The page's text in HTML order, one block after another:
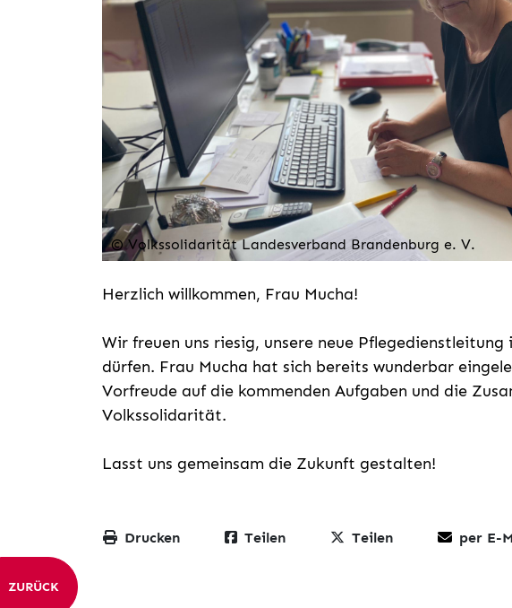
© Volkssolidarität Landesverband Brandenburg e. V.
Herzlich willkommen, Frau Mucha!
Wir freuen uns riesig, unsere neue Pflegedienstleitung
dürfen. Frau Mucha hat sich bereits wunderbar
Vorfreude auf die kommenden Aufgaben und die
Volkssolidarität.
Lasst uns gemeinsam die Zukunft gestalten!
Drucken Teilen Teilen per E-
ZURÜCK